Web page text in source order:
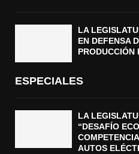
LA
EN DEFENSA
ESPECIALES
LA
“DESAFÍO
AUTOS